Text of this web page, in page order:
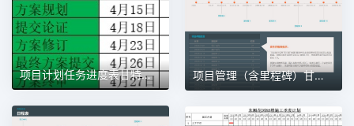
项目计划任务进度表甘特图1甘特图excel模板 项目管理（含里程碑）甘特图excel模板